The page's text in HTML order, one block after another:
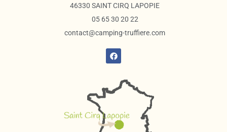
46330 SAINT CIRQ LAPOPIE
05 65 30 20 22
contact@camping-truffiere.com